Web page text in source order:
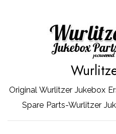
Original Wurlitzer Jukebox
Spare Parts-Wurlitzer